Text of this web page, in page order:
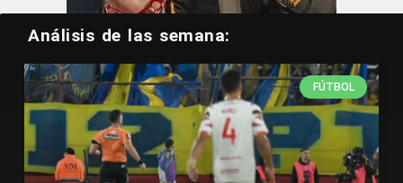
Análisis de las semana:
FÚTBOL